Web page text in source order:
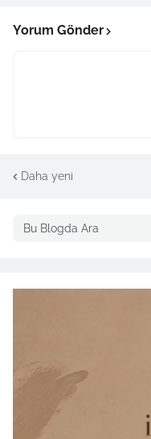
Yorum Gönder
Daha yeni